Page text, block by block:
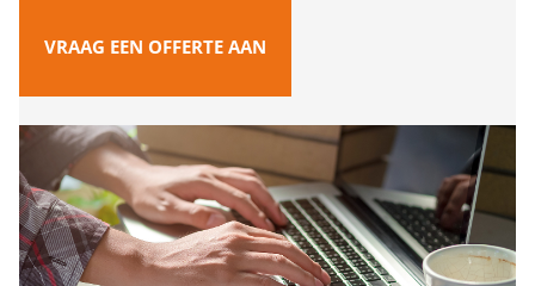
VRAAG EEN OFFERTE AAN